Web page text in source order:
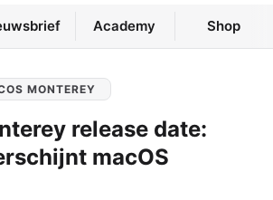
Academy Shop
MONTEREY
release date:
macOS